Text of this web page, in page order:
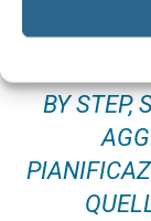
IL PIANO
BY STEP,